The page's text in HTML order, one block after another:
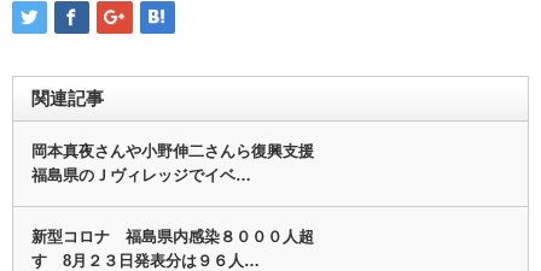
関連記事
岡本真夜さんや小野伸二さんら復興支援
福島県のＪヴィレッジでイベ…
新型コロナ 福島県内感染８０００人超
す 8月２３日発表分は９６人…